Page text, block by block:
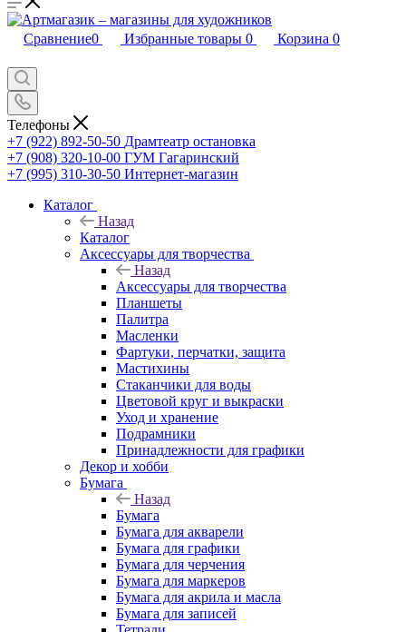
Сравнение0 Избранные товары 0 Корзина 0
Телефоны
+7 (922) 892-50-50 Драмтеатр остановка
+7 (908) 320-10-00 ГУМ Гагаринский
+7 (995) 310-30-50 Интернет-магазин
Каталог
Назад
Каталог
Аксессуары для творчества
Назад
Аксессуары для творчества
Планшеты
Палитра
Масленки
Фартуки, перчатки, защита
Мастихины
Стаканчики для воды
Цветовой круг и выкраски
Уход и хранение
Подрамники
Принадлежности для графики
Декор и хобби
Бумага
Назад
Бумага
Бумага для акварели
Бумага для графики
Бумага для черчения
Бумага для маркеров
Бумага для акрила и масла
Бумага для записей